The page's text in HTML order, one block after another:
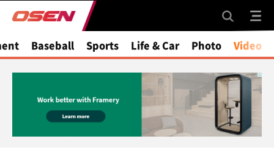
Baseball Sports Life & Car Photo Video